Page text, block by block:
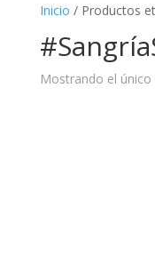
Inicio / Productos
Mostrando el